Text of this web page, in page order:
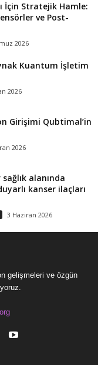
İçin Stratejik Hamle:
ve Post-
2026
Kuantum İşletim
2026
Girişimi Qubtimal’in
2026
alanında
kanser ilaçları
3 Haziran 2026
gelişmeleri ve özgün